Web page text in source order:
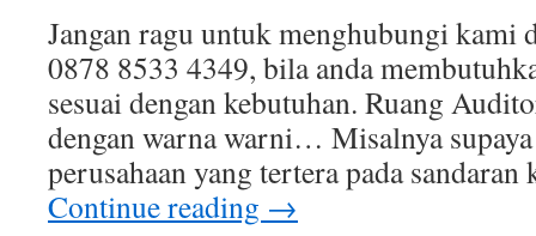
Jangan ragu untuk menghubungi kami
0878 8533 4349, bila anda
sesuai dengan kebutuhan. Ruang
dengan warna warni… Misalnya
perusahaan yang tertera pada
Continue reading →